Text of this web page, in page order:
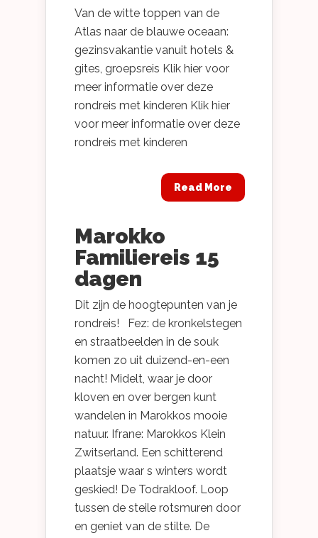
Van de witte toppen van de
Atlas naar de blauwe oceaan:
gezinsvakantie vanuit hotels &
gites, groepsreis Klik hier voor
meer informatie over deze
rondreis met kinderen Klik hier
voor meer informatie over deze
rondreis met kinderen
Read More
Marokko
Familiereis 15
dagen
Dit zijn de hoogtepunten van je
rondreis! Fez: de kronkelstegen
en straatbeelden in de souk
komen zo uit duizend-en-een
nacht! Midelt, waar je door
kloven en over bergen kunt
wandelen in Marokkos mooie
natuur. Ifrane: Marokkos Klein
Zwitserland. Een schitterend
plaatsje waar s winters wordt
geskied! De Todrakloof. Loop
tussen de steile rotsmuren door
en geniet van de stilte. De